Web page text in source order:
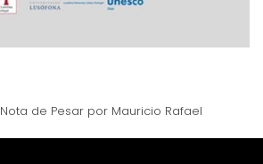
Nota de Pesar por Mauricio Rafael